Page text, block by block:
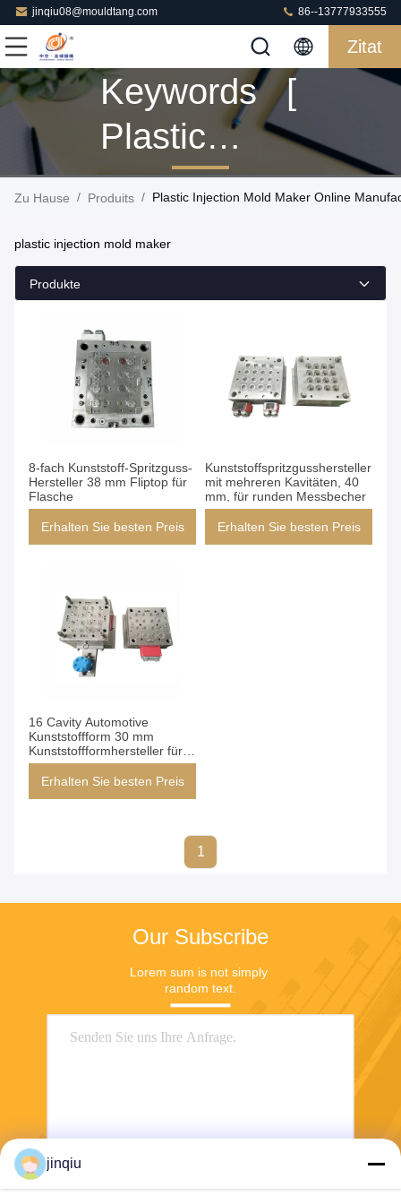
jinqiu08@mouldtang.com 86--13777933555
Zitat
Keywords [
Plastic
Injection
] Match 3
Zu Hause / Produits / Plastic Injection Mold Maker Online
plastic injection mold maker
Produkte
8-fach Kunststoff-Spritzguss-
Hersteller 38 mm Fliptop für
Flasche
Erhalten Sie besten Preis
Kunststoffspritzgusshersteller
mit mehreren Kavitäten, 40
mm, für runden Messbecher
Erhalten Sie besten Preis
16 Cavity Automotive
Kunststoffform 30 mm
Kunststoffformhersteller für
Auto-Heißkanal
Erhalten Sie besten Preis
1
Our Subscribe
Lorem sum is not simply
random text.
Senden
jinqiu